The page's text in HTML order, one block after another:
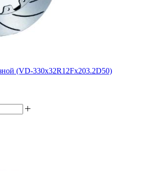
(VD-330x32R12Fx203.2D50)